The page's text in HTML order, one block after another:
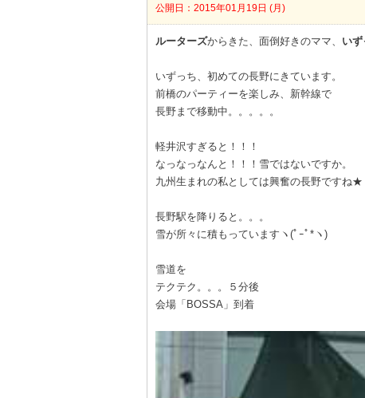
公開日：2015年01月19日 (月)
ルーターズからきた、面倒好きのママ、 いず
いずっち、初めての長野にきています。
前橋のパーティーを楽しみ、新幹線で
長野まで移動中。。。。。
軽井沢すぎると！！！
なっなっなんと！！！雪ではないですか。
九州生まれの私としては興奮の長野ですね★
長野駅を降りると。。。
雪が所々に積もっていますヽ(ﾟｰﾟ*ヽ)
雪道を
テクテク。。。５分後
会場「BOSSA」到着